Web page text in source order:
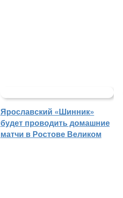
Ярославский «Шинник»
будет проводить домашние
матчи в Ростове Великом